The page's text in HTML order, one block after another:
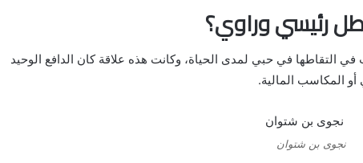
رئيسي وراوي؟
التقاطها في حبي لمدى الحياة، وكانت هذه علاقة كان الدافع الوحيد
المكاسب المالية.
نجوى بن شتوان